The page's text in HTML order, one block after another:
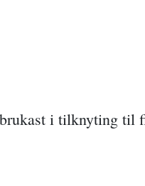
i tilknyting til